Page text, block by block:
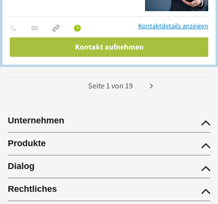
Kontaktdetails anzeigen
Kontakt aufnehmen
Seite 1 von 19
Unternehmen
Produkte
Dialog
Rechtliches